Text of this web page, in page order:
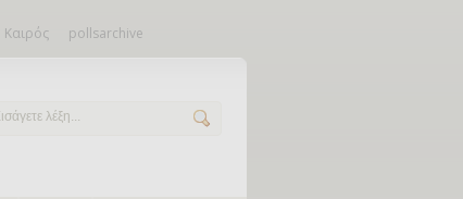
Καιρός pollsarchive